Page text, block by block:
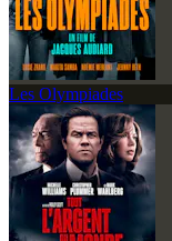
Les Olympiades